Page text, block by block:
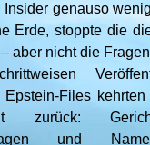
Insider genauso
Erde, stoppte die
aber nicht die
Epstein-Files
zurück:
und